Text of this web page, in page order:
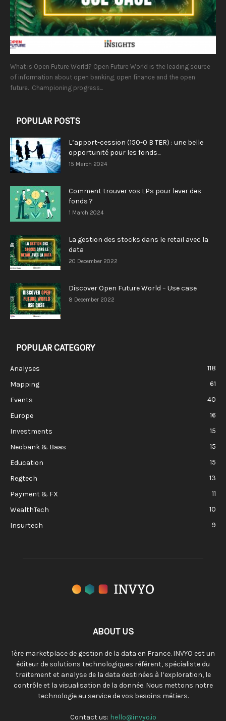
What is Open Future World? Open Future World is the leading source
of information about open banking, open finance and the open
future. Championing progress...
POPULAR POSTS
L’apport-cession (150-0 B TER) : une belle
opportunité pour les fonds...
15 March 2024
Comment trouver vos LPs pour lever des
fonds ?
1 March 2024
La gestion des stocks dans le retail avec la
data
20 December 2022
Discover Open Future World – Use case
8 December 2022
POPULAR CATEGORY
Analyses
118
Mapping
61
Events
40
Europe
16
Investments
15
Neobank & Baas
15
Education
15
Regtech
13
Payment & FX
11
WealthTech
10
Insurtech
9
ABOUT US
1ère marketplace de gestion de la data en France. INVYO est un
éditeur de solutions technologiques référent, spécialiste du
traitement et analyse de la data destinées à l’exploration, le
contrôle et la visualisation de la donnée. Nous mettons notre
technologie au service de vos besoins métiers.
Contact us: hello@invyo.io